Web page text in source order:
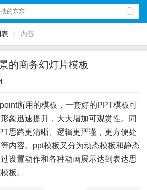
/ 内容
的商务幻灯片模板
所用的模板，一套好的PPT模板可
象迅速提升，大大增加可观赏性。同
思路更清晰、逻辑更严谨，更方便处
内容。ppt模板又分为动态模板和静态
设置动作和各种动画展示达到表达思
板。